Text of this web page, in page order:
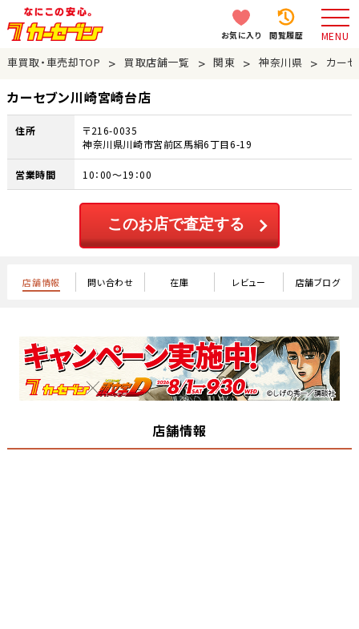
お気に入り 閲覧履歴 MENU
車買取・車売却TOP > 買取店舗一覧 > 関東 > 神奈川県 > カー
カーセブン川崎宮崎台店
住所
〒216-0035
神奈川県川崎市宮前区馬絹6丁目6-19
営業時間 10：00～19：00
このお店で査定する
店舗情報 問い合わせ 在庫 レビュー 店舗ブログ
店舗情報